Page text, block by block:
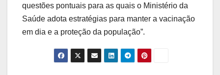
questões pontuais para as quais o Ministério da
Saúde adota estratégias para manter a vacinação
em dia e a proteção da população”.